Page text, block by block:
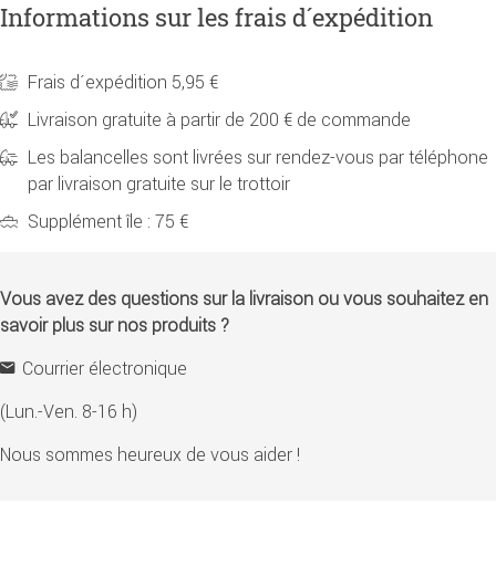
Informations sur les frais d´expédition
Frais d´expédition 5,95 €
Livraison gratuite à partir de 200 € de commande
Les balancelles sont livrées sur rendez-vous par téléphone
par livraison gratuite sur le trottoir
Supplément île : 75 €
Vous avez des questions sur la livraison ou vous souhaitez en
savoir plus sur nos produits ?
Courrier électronique
(Lun.-Ven. 8-16 h)
Nous sommes heureux de vous aider !